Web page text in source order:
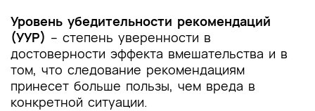
Уровень убедительности рекомендаций
(УУР) – степень уверенности в
достоверности эффекта вмешательства и в
том, что следование рекомендациям
принесет больше пользы, чем вреда в
конкретной ситуации.